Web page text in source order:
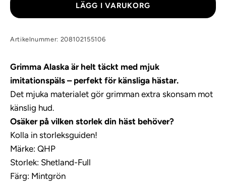
LÄGG I VARUKORG
Artikelnummer: 208102155106
Grimma Alaska är helt täckt med mjuk
imitationspäls – perfekt för känsliga hästar.
Det mjuka materialet gör grimman extra skonsam mot
känslig hud.
Osäker på vilken storlek din häst behöver?
Kolla in storleksguiden!
Märke: QHP
Storlek: Shetland-Full
Färg: Mintgrön